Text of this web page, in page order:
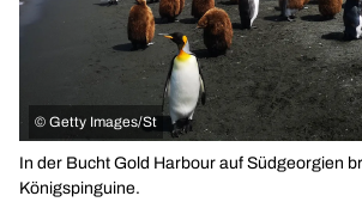
© Getty Images/St
In der Bucht Gold Harbour auf Südgeorgien
Königspinguine.